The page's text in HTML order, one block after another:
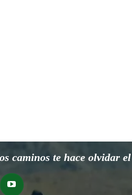
caminos te hace olvidar